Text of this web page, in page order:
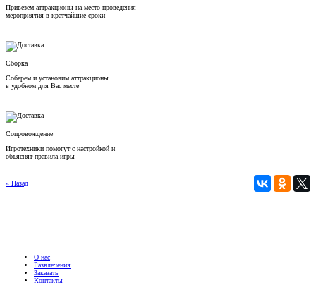
Привезем аттракционы на место проведения
мероприятия в кратчайшие сроки
Сборка
Соберем и установим аттракционы
в удобном для Вас месте
Сопровождение
Игротехники помогут с настройкой и
объяснят правила игры
« Назад
О нас
Развлечения
Заказать
Контакты